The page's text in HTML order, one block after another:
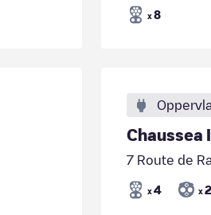
x 8
Chaussea
7 Route de
x 4 x 2